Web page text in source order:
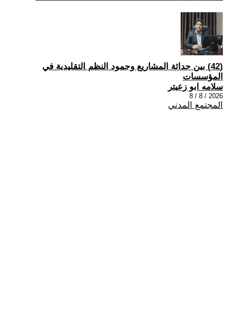
(42) بين حداثة المشاريع وجمود النظم التقليدية في
المؤسسات
سلامه ابو زعيتر
2026 / 8 / 8
المجتمع المدني